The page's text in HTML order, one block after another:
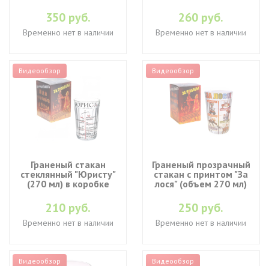
350 руб.
Временно нет в наличии
260 руб.
Временно нет в наличии
Видеообзор
Граненый стакан
стеклянный "Юристу"
(270 мл) в коробке
210 руб.
Временно нет в наличии
Видеообзор
Граненый прозрачный
стакан с принтом "За
лося" (объем 270 мл)
250 руб.
Временно нет в наличии
Видеообзор Видеообзор